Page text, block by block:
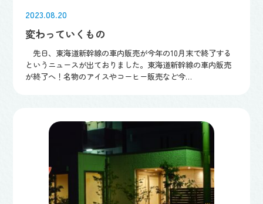
2023.08.20
変わっていくもの
先日、東海道新幹線の車内販売が今年の10月末で終了する
というニュースが出ておりました。東海道新幹線の車内販売
が終了へ！名物のアイスやコーヒー販売など今…